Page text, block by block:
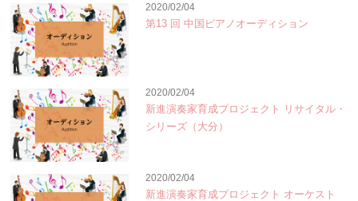
2020/02/04
第13 回 中国ピアノオーディション
2020/02/04
新進演奏家育成プロジェクト リサイタル・
シリーズ（大分）
2020/02/04
新進演奏家育成プロジェクト オーケスト